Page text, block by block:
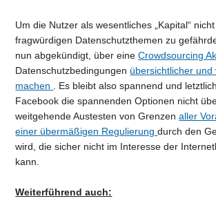
Um die Nutzer als wesentliches „Kapital“
fragwürdigen Datenschutzthemen zu
nun abgekündigt, über eineCrowdsourcing
Datenschutzbedingungen übersichtlicher und
machen
. Es bleibt also spannend und
Facebook die spannenden Optionen nicht
weitgehende Austesten von Grenzenaller
einer übermäßigen Regulierungdurch den
wird, die sicher nicht im Interesse der
kann.
Weiterführend auch: